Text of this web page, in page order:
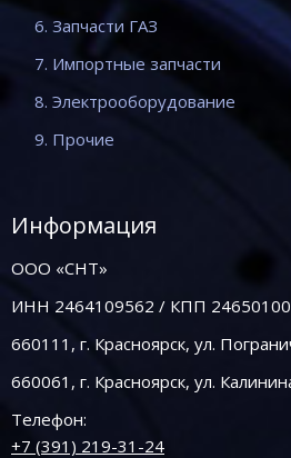
6. Запчасти ГАЗ
7. Импортные запчасти
8. Электрооборудование
9. Прочие
Информация
ООО «СНТ»
ИНН 2464109562 / КПП
660111, г. Красноярск, ул.
660061, г. Красноярск, ул.
Телефон:
+7 (391) 219-31-24